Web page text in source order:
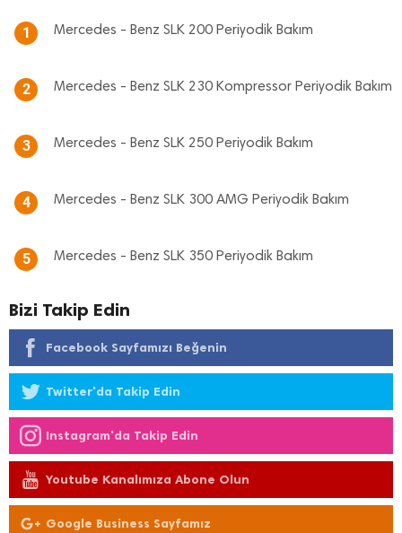
1 Mercedes - Benz SLK 200 Periyodik Bakım
2 Mercedes - Benz SLK 230 Kompressor Periyodik Bakım
3 Mercedes - Benz SLK 250 Periyodik Bakım
4 Mercedes - Benz SLK 300 AMG Periyodik Bakım
5 Mercedes - Benz SLK 350 Periyodik Bakım
Bizi Takip Edin
Facebook Sayfamızı Beğenin
Twitter'da Takip Edin
Instagram'da Takip Edin
Youtube Kanalımıza Abone Olun
Google Business Sayfamız